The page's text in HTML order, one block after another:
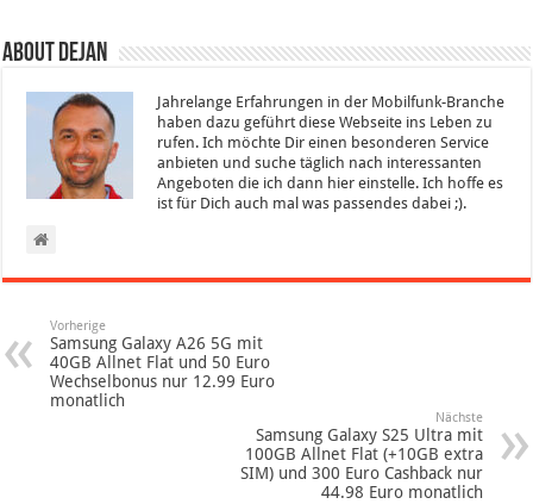
About Dejan
Jahrelange Erfahrungen in der Mobilfunk-Branche
haben dazu geführt diese Webseite ins Leben zu
rufen. Ich möchte Dir einen besonderen Service
anbieten und suche täglich nach interessanten
Angeboten die ich dann hier einstelle. Ich hoffe es
ist für Dich auch mal was passendes dabei ;).
Vorherige
Samsung Galaxy A26 5G mit
40GB Allnet Flat und 50 Euro
Wechselbonus nur 12.99 Euro
monatlich
Nächste
Samsung Galaxy S25 Ultra mit
100GB Allnet Flat (+10GB extra
SIM) und 300 Euro Cashback nur
44.98 Euro monatlich